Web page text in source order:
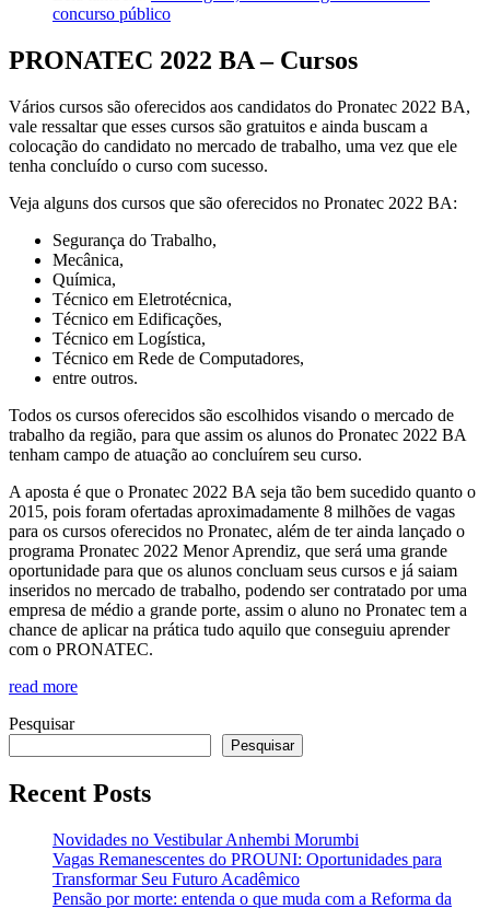
concurso público
PRONATEC 2022 BA – Cursos
Vários cursos são oferecidos aos candidatos do Pronatec 2022 BA,
vale ressaltar que esses cursos são gratuitos e ainda buscam a
colocação do candidato no mercado de trabalho, uma vez que ele
tenha concluído o curso com sucesso.
Veja alguns dos cursos que são oferecidos no Pronatec 2022 BA:
Segurança do Trabalho,
Mecânica,
Química,
Técnico em Eletrotécnica,
Técnico em Edificações,
Técnico em Logística,
Técnico em Rede de Computadores,
entre outros.
Todos os cursos oferecidos são escolhidos visando o mercado de
trabalho da região, para que assim os alunos do Pronatec 2022 BA
tenham campo de atuação ao concluírem seu curso.
A aposta é que o Pronatec 2022 BA seja tão bem sucedido quanto o
2015, pois foram ofertadas aproximadamente 8 milhões de vagas
para os cursos oferecidos no Pronatec, além de ter ainda lançado o
programa Pronatec 2022 Menor Aprendiz, que será uma grande
oportunidade para que os alunos concluam seus cursos e já saiam
inseridos no mercado de trabalho, podendo ser contratado por uma
empresa de médio a grande porte, assim o aluno no Pronatec tem a
chance de aplicar na prática tudo aquilo que conseguiu aprender
com o PRONATEC.
read more
Pesquisar
Pesquisar
Recent Posts
Novidades no Vestibular Anhembi Morumbi
Vagas Remanescentes do PROUNI: Oportunidades para
Transformar Seu Futuro Acadêmico
Pensão por morte: entenda o que muda com a Reforma da